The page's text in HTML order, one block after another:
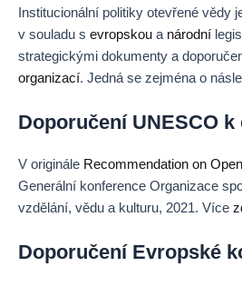
Institucionální politiky otevřené vědy
v souladu s evropskou a národní
strategickými dokumenty a
organizací. Jedná se zejména o
Doporučení UNESCO k
V originále Recommendation on
Generální konference Organizace
vzdělání, vědu a kulturu, 2021. Více
Doporučení Evropské